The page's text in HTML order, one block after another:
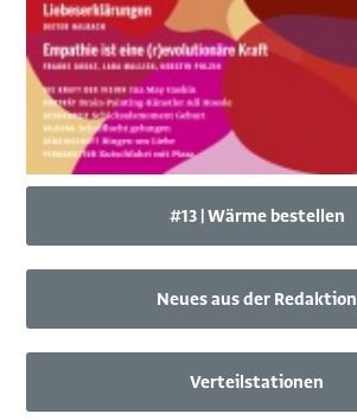
#13 | Wärme bestellen
Neues aus der Redaktion
Verteilstationen